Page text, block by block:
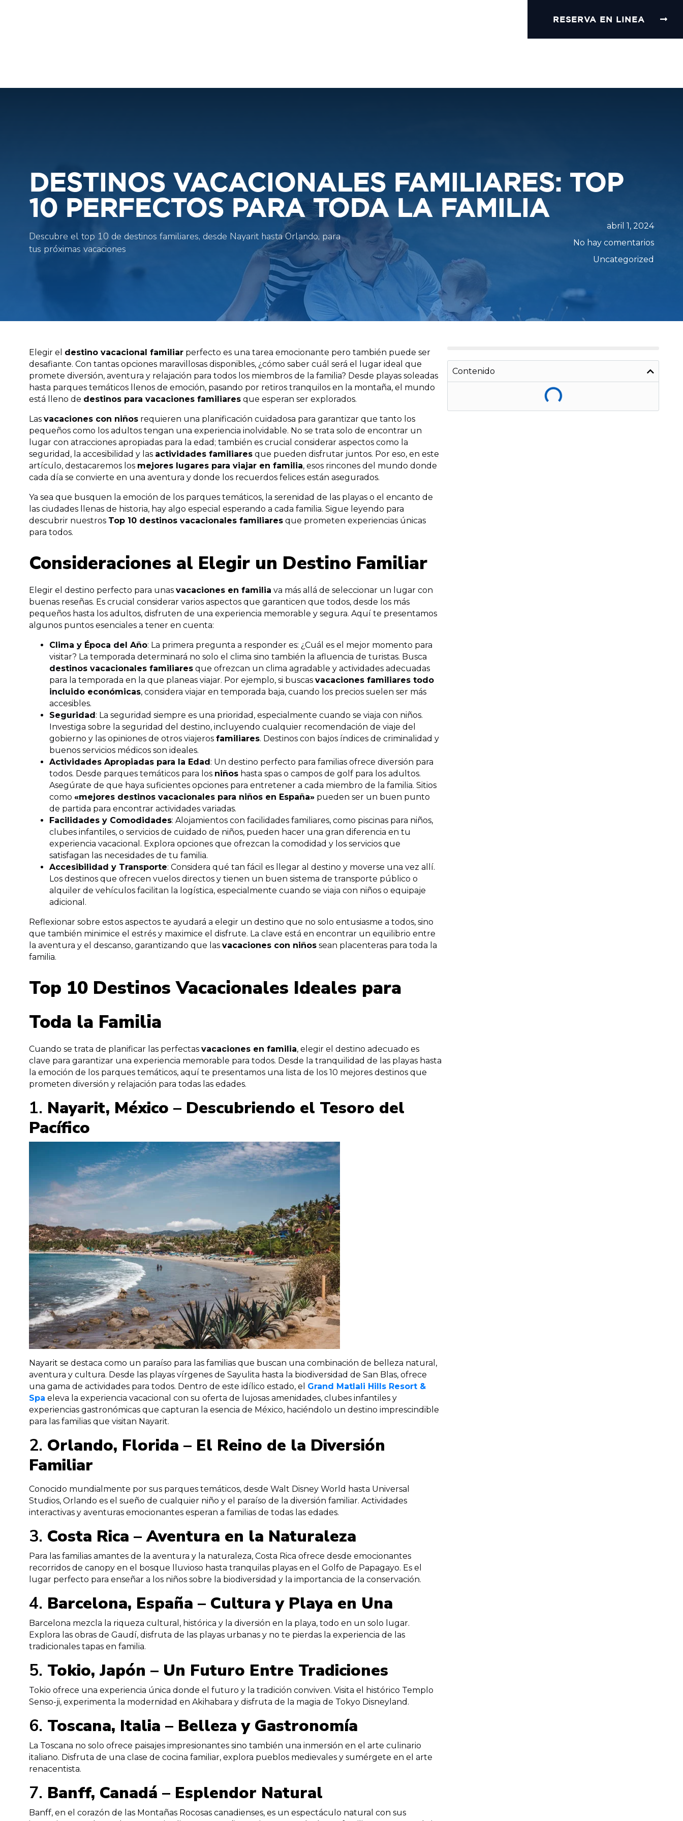
RESERVA EN LINEA
DESTINOS VACACIONALES FAMILIARES: TOP
10 PERFECTOS PARA TODA LA FAMILIA
Descubre el top 10 de destinos familiares, desde Nayarit hasta Orlando, para
tus próximas vacaciones
abril 1, 2024
No hay comentarios
Uncategorized
Elegir el destino vacacional familiar perfecto es una tarea emocionante pero también puede ser
desafiante. Con tantas opciones maravillosas disponibles, ¿cómo saber cuál será el lugar ideal que
promete diversión, aventura y relajación para todos los miembros de la familia? Desde playas soleadas
hasta parques temáticos llenos de emoción, pasando por retiros tranquilos en la montaña, el mundo
está lleno de destinos para vacaciones familiares que esperan ser explorados.
Las vacaciones con niños requieren una planificación cuidadosa para garantizar que tanto los
pequeños como los adultos tengan una experiencia inolvidable. No se trata solo de encontrar un
lugar con atracciones apropiadas para la edad; también es crucial considerar aspectos como la
seguridad, la accesibilidad y las actividades familiares que pueden disfrutar juntos. Por eso, en este
artículo, destacaremos los mejores lugares para viajar en familia, esos rincones del mundo donde
cada día se convierte en una aventura y donde los recuerdos felices están asegurados.
Ya sea que busquen la emoción de los parques temáticos, la serenidad de las playas o el encanto de
las ciudades llenas de historia, hay algo especial esperando a cada familia. Sigue leyendo para
descubrir nuestros Top 10 destinos vacacionales familiares que prometen experiencias únicas
para todos.
Consideraciones al Elegir un Destino Familiar
Elegir el destino perfecto para unas vacaciones en familia va más allá de seleccionar un lugar con
buenas reseñas. Es crucial considerar varios aspectos que garanticen que todos, desde los más
pequeños hasta los adultos, disfruten de una experiencia memorable y segura. Aquí te presentamos
algunos puntos esenciales a tener en cuenta:
Clima y Época del Año: La primera pregunta a responder es: ¿Cuál es el mejor momento para
visitar? La temporada determinará no solo el clima sino también la afluencia de turistas. Busca
destinos vacacionales familiares que ofrezcan un clima agradable y actividades adecuadas
para la temporada en la que planeas viajar. Por ejemplo, si buscas vacaciones familiares todo
incluido económicas, considera viajar en temporada baja, cuando los precios suelen ser más
accesibles.
Seguridad: La seguridad siempre es una prioridad, especialmente cuando se viaja con niños.
Investiga sobre la seguridad del destino, incluyendo cualquier recomendación de viaje del
gobierno y las opiniones de otros viajeros familiares. Destinos con bajos índices de criminalidad y
buenos servicios médicos son ideales.
Actividades Apropiadas para la Edad: Un destino perfecto para familias ofrece diversión para
todos. Desde parques temáticos para los niños hasta spas o campos de golf para los adultos.
Asegúrate de que haya suficientes opciones para entretener a cada miembro de la familia. Sitios
como «mejores destinos vacacionales para niños en España» pueden ser un buen punto
de partida para encontrar actividades variadas.
Facilidades y Comodidades: Alojamientos con facilidades familiares, como piscinas para niños,
clubes infantiles, o servicios de cuidado de niños, pueden hacer una gran diferencia en tu
experiencia vacacional. Explora opciones que ofrezcan la comodidad y los servicios que
satisfagan las necesidades de tu familia.
Accesibilidad y Transporte: Considera qué tan fácil es llegar al destino y moverse una vez allí.
Los destinos que ofrecen vuelos directos y tienen un buen sistema de transporte público o
alquiler de vehículos facilitan la logística, especialmente cuando se viaja con niños o equipaje
adicional.
Reflexionar sobre estos aspectos te ayudará a elegir un destino que no solo entusiasme a todos, sino
que también minimice el estrés y maximice el disfrute. La clave está en encontrar un equilibrio entre
la aventura y el descanso, garantizando que las vacaciones con niños sean placenteras para toda la
familia.
Top 10 Destinos Vacacionales Ideales para
Toda la Familia
Cuando se trata de planificar las perfectas vacaciones en familia, elegir el destino adecuado es
clave para garantizar una experiencia memorable para todos. Desde la tranquilidad de las playas hasta
la emoción de los parques temáticos, aquí te presentamos una lista de los 10 mejores destinos que
prometen diversión y relajación para todas las edades.
1. Nayarit, México – Descubriendo el Tesoro del
Pacífico
Nayarit se destaca como un paraíso para las familias que buscan una combinación de belleza natural,
aventura y cultura. Desde las playas vírgenes de Sayulita hasta la biodiversidad de San Blas, ofrece
una gama de actividades para todos. Dentro de este idílico estado, el Grand Matlali Hills Resort &
Spa eleva la experiencia vacacional con su oferta de lujosas amenidades, clubes infantiles y
experiencias gastronómicas que capturan la esencia de México, haciéndolo un destino imprescindible
para las familias que visitan Nayarit.
2. Orlando, Florida – El Reino de la Diversión
Familiar
Conocido mundialmente por sus parques temáticos, desde Walt Disney World hasta Universal
Studios, Orlando es el sueño de cualquier niño y el paraíso de la diversión familiar. Actividades
interactivas y aventuras emocionantes esperan a familias de todas las edades.
3. Costa Rica – Aventura en la Naturaleza
Para las familias amantes de la aventura y la naturaleza, Costa Rica ofrece desde emocionantes
recorridos de canopy en el bosque lluvioso hasta tranquilas playas en el Golfo de Papagayo. Es el
lugar perfecto para enseñar a los niños sobre la biodiversidad y la importancia de la conservación.
4. Barcelona, España – Cultura y Playa en Una
Barcelona mezcla la riqueza cultural, histórica y la diversión en la playa, todo en un solo lugar.
Explora las obras de Gaudí, disfruta de las playas urbanas y no te pierdas la experiencia de las
tradicionales tapas en familia.
5. Tokio, Japón – Un Futuro Entre Tradiciones
Tokio ofrece una experiencia única donde el futuro y la tradición conviven. Visita el histórico Templo
Senso-ji, experimenta la modernidad en Akihabara y disfruta de la magia de Tokyo Disneyland.
6. Toscana, Italia – Belleza y Gastronomía
La Toscana no solo ofrece paisajes impresionantes sino también una inmersión en el arte culinario
italiano. Disfruta de una clase de cocina familiar, explora pueblos medievales y sumérgete en el arte
renacentista.
7. Banff, Canadá – Esplendor Natural
Banff, en el corazón de las Montañas Rocosas canadienses, es un espectáculo natural con sus
Contenido